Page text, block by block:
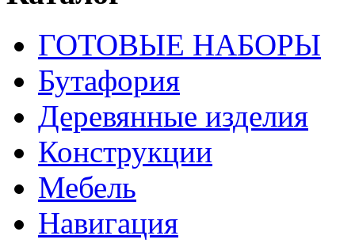
ГОТОВЫЕ НАБОРЫ
Бутафория
Деревянные изделия
Конструкции
Мебель
Навигация